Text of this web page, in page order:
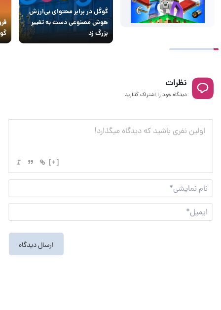
گوگل در برابر محتوای بی‌ارزش
هوش مصنوعی دست به تغییر
بزرگ زد
نظرات
دیدگاه خود را اشتراک گذارید
[+]
نام